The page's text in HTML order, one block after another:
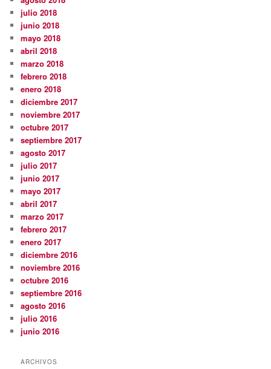
julio 2018
junio 2018
mayo 2018
abril 2018
marzo 2018
febrero 2018
enero 2018
diciembre 2017
noviembre 2017
octubre 2017
septiembre 2017
agosto 2017
julio 2017
junio 2017
mayo 2017
abril 2017
marzo 2017
febrero 2017
enero 2017
diciembre 2016
noviembre 2016
octubre 2016
septiembre 2016
agosto 2016
julio 2016
junio 2016
ARCHIVOS